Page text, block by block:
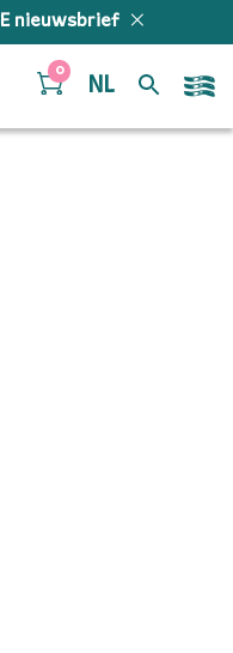
nieuwsbrief
0
NL